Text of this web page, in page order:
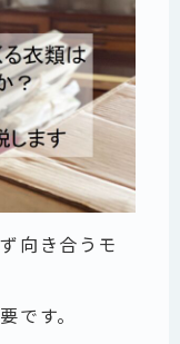
向き合うモ
です。